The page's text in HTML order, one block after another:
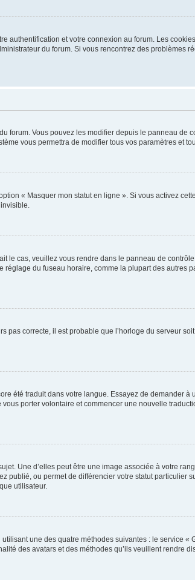
authentification et votre connexion au forum. Les
du forum. Si vous rencontrez des problèmes
forum. Vous pouvez les modifier depuis le panneau de
vous permettra de modifier tous vos paramètres et
« Masquer mon statut en ligne ». Si vous activez
le cas, veuillez vous rendre dans le panneau de
du fuseau horaire, comme la plupart des autres
pas correcte, il est probable que l’horloge du serveur
été traduit dans votre langue. Essayez de demander à
porter volontaire et commencer une nouvelle
Une d’elles peut être une image associée à votre
ou permet de différencier votre statut particulier
utilisateur.
une des quatre méthodes suivantes : le service «
des avatars et des méthodes qu’ils veuillent rendre